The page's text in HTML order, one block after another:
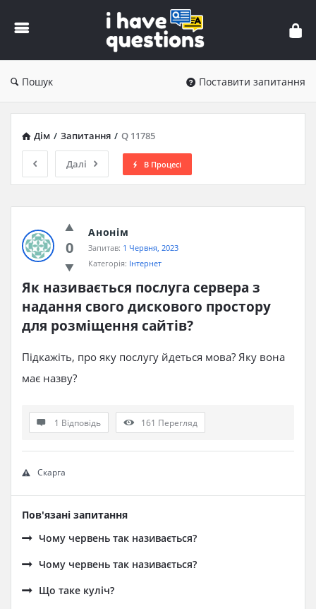
iHaveQuestions
Пошук Поставити запитання
Дім / Запитання / Q 11785
Далі В Процесі
0
Анонім
Запитав: 1 Червня, 2023
Категорія: Інтернет
Як називається послуга сервера з
надання свого дискового простору
для розміщення сайтів?
Підкажіть, про яку послугу йдеться мова? Яку вона
має назву?
1 Відповідь 161 Перегляд
Скарга
Пов'язані запитання
Чому червень так називається?
Чому червень так називається?
Що таке куліч?